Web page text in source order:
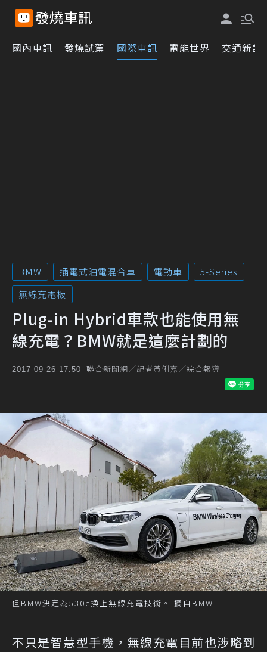
國內車訊 發燒試駕 國際車訊 電能世界 交通新訊
BMW 插電式油電混合車 電動車
5-Series
無線充電板
Plug-in Hybrid車款也能使用無
線充電？BMW就是這麼計劃的
2017-09-26 17:50 聯合新聞網／記者黃俐嘉／綜合報導
但BMW決定為530e換上無線充電技術。 摘自BMW
不只是智慧型手機，無線充電目前也涉略到